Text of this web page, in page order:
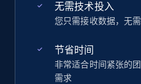
无需技术投入
您只需接收数据，无
节省时间
非常适合时间紧张的
需求